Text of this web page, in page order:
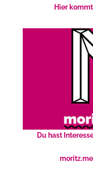
Hier
Du hast